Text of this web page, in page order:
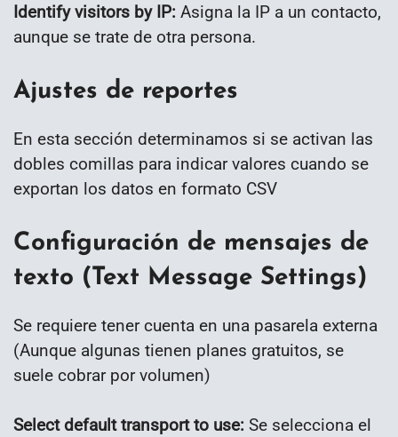
Identify visitors by IP: Asigna la IP a un contacto,
aunque se trate de otra persona.
Ajustes de reportes
En esta sección determinamos si se activan las
dobles comillas para indicar valores cuando se
exportan los datos en formato CSV
Configuración de mensajes de
texto (Text Message Settings)
Se requiere tener cuenta en una pasarela externa
(Aunque algunas tienen planes gratuitos, se
suele cobrar por volumen)
Select default transport to use: Se selecciona el